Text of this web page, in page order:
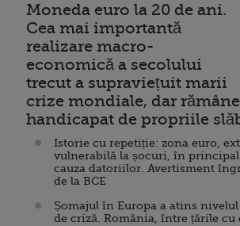
Moneda euro la 20 de ani.
Cea mai importantă
realizare macro-
economică a secolului
trecut a supraviețuit marii
crize mondiale, dar
handicapat de propriile
Istorie cu repetiție: zona euro,
vulnerabilă la șocuri, în
cauza datoriilor. Avertisment
de la BCE
Șomajul în Europa a atins
de criză. România, între țările cu